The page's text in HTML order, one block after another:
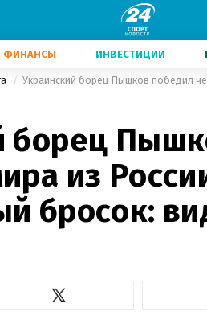
ФИНАНСЫ ИНВЕСТИЦИИ
борец
из
бросок: